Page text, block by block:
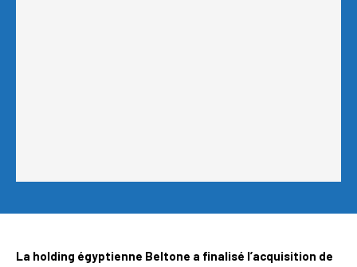
La holding égyptienne Beltone a finalisé l’acquisition de